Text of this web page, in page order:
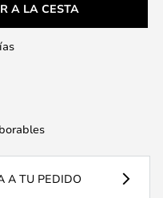
A LA CESTA
A TU PEDIDO